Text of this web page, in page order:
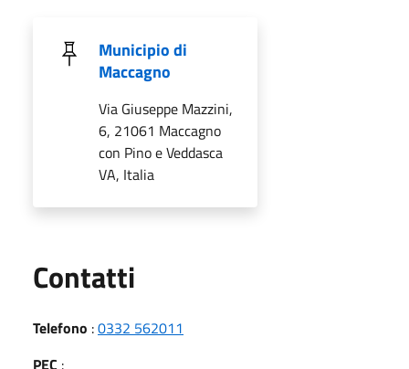
Municipio di
Maccagno
Via Giuseppe Mazzini,
6, 21061 Maccagno
con Pino e Veddasca
VA, Italia
Contatti
Telefono :0332 562011
PEC :